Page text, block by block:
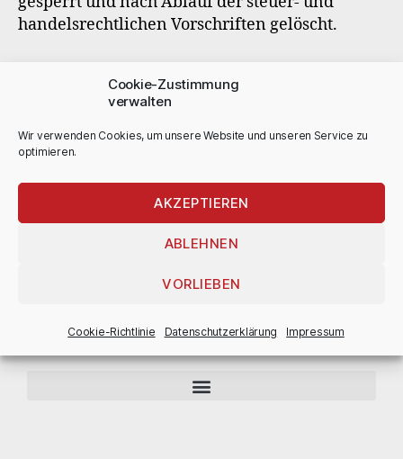
Cookie-Zustimmung
verwalten
Wir verwenden Cookies, um unsere Website und unseren Service zu
optimieren.
AKZEPTIEREN
ABLEHNEN
VORLIEBEN
Cookie-Richtlinie Datenschutz­erklärung Impressum
handelsrechtlichen Vorschriften gelöscht.
Leistungen
Privatumzug
Einlagerung
Bewertungen